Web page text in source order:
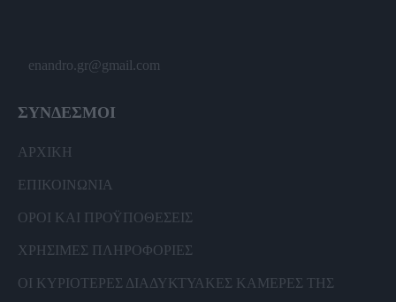
enandro.gr@gmail.com
ΣΥΝΔΕΣΜΟΙ
ΑΡΧΙΚΗ
ΕΠΙΚΟΙΝΩΝΙΑ
ΟΡΟΙ ΚΑΙ ΠΡΟΫΠΟΘΕΣΕΙΣ
ΧΡΗΣΙΜΕΣ ΠΛΗΡΟΦΟΡΙΕΣ
ΟΙ ΚΥΡΙΟΤΕΡΕΣ ΔΙΑΔΥΚΤΥΑΚΕΣ ΚΑΜΕΡΕΣ ΤΗΣ